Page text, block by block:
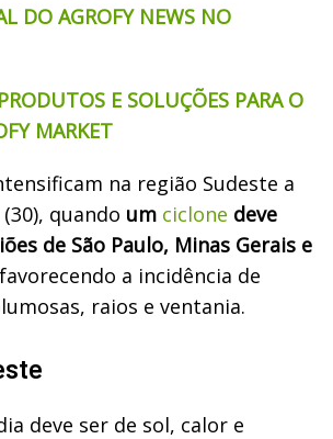
DO AGROFY NEWS NO
E SOLUÇÕES PARA O
MARKET
na região Sudeste a
quando um ciclone deve
de São Paulo, Minas Gerais e
a incidência de
raios e ventania.
deve ser de sol, calor e